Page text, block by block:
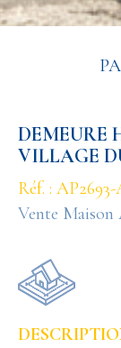
DEMEURE
VILLAGE
Réf. :
Vente